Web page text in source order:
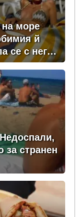
море
й
се с него
за странен